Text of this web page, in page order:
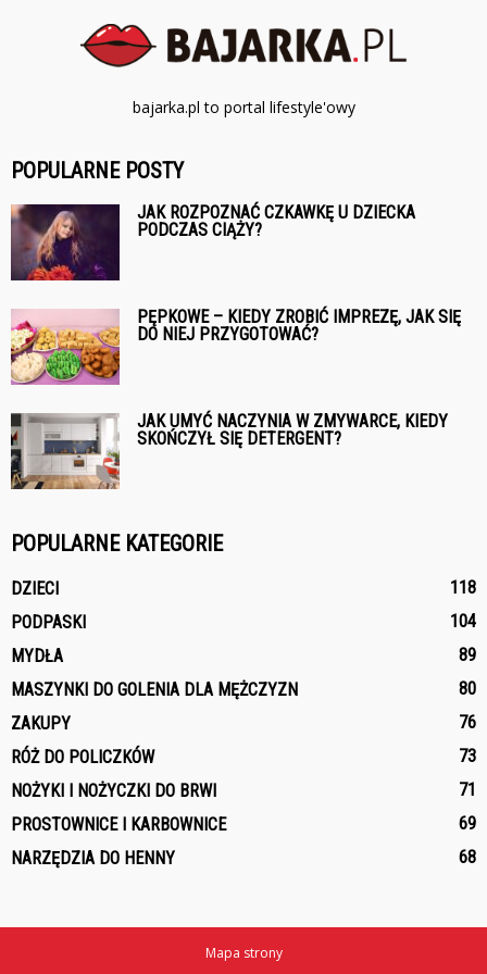
bajarka.pl to portal lifestyle'owy
POPULARNE POSTY
JAK ROZPOZNAĆ CZKAWKĘ U DZIECKA
PODCZAS CIĄŻY?
PĘPKOWE – KIEDY ZROBIĆ IMPREZĘ, JAK SIĘ
DO NIEJ PRZYGOTOWAĆ?
JAK UMYĆ NACZYNIA W ZMYWARCE, KIEDY
SKOŃCZYŁ SIĘ DETERGENT?
POPULARNE KATEGORIE
DZIECI
118
PODPASKI
104
MYDŁA
89
MASZYNKI DO GOLENIA DLA MĘŻCZYZN
80
ZAKUPY
76
RÓŻ DO POLICZKÓW
73
NOŻYKI I NOŻYCZKI DO BRWI
71
PROSTOWNICE I KARBOWNICE
69
NARZĘDZIA DO HENNY
68
Mapa strony